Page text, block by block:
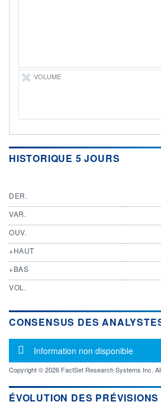
ÉLIGIBILITÉ
Non éligible
VOLUME
HISTORIQUE 5 JOURS
DER.
VAR.
OUV.
+HAUT
+BAS
VOL.
CONSENSUS DES
Message d'information
Information non disponible
Copyright © 2026 FactSet Research Systems Inc.
ÉVOLUTION DES